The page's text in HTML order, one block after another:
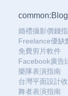
婚禮攝影價錢
Freelance優缺
免費剪片軟件
Facebook廣告
樂隊表演指南
台灣平面設計
舞者表演指南